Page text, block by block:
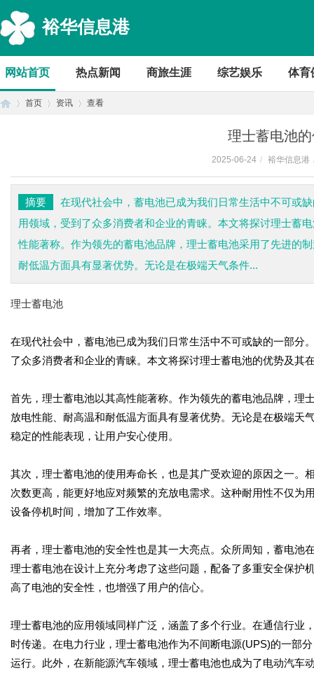
裕华信息港
网站首页 热点新闻 商旅生涯 综艺娱乐 体育
首页 资讯 查看
理士蓄电池
2025-06-24 / 裕华信息港
摘要
在现代社会中，蓄电池已成为我们日常生活中不可或
用领域，受到了众多消费者和企业的青睐。本文将探讨理士蓄
性能著称。作为领先的蓄电池品牌，理士蓄电池采用了先进的
耐低温方面具有显著优势。无论是在极端天气条件...
理士蓄电池
在现代社会中，蓄电池已成为我们日常生活中不可或缺的一部分
了众多消费者和企业的青睐。本文将探讨理士蓄电池的优势及其
首先，理士蓄电池以其高性能著称。作为领先的蓄电池品牌，理
放电性能、耐高温和耐低温方面具有显著优势。无论是在极端
稳定的性能表现，让用户安心使用。
其次，理士蓄电池的使用寿命长，也是其广受欢迎的原因之一。
次数更高，能更好地应对频繁的充放电需求。这种耐用性不仅
设备停机时间，增加了工作效率。
再者，理士蓄电池的安全性也是其一大亮点。众所周知，蓄电池
理士蓄电池在设计上充分考虑了这些问题，配备了多重安全保护
高了电池的安全性，也增强了用户的信心。
理士蓄电池的应用领域同样广泛，涵盖了多个行业。在通信行业
时传递。在电力行业，理士蓄电池作为不间断电源(UPS)的一部
运行。此外，在新能源汽车领域，理士蓄电池也成为了电动汽车